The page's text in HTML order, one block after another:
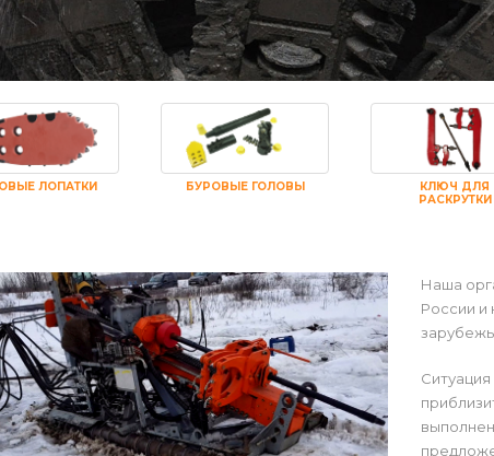
ЛОПАТКИ БУРОВЫЕ ГОЛОВЫ
КЛЮЧ ДЛЯ
РАСКРУТКИ
Наша
России и